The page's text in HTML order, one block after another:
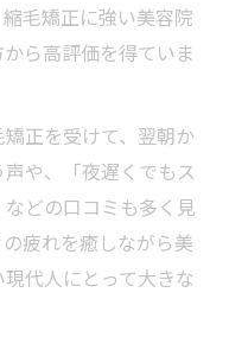
毛矯正に強い美容院
ら高評価を得ていま
正を受けて、翌朝か
や、「夜遅くでもス
どの口コミも多く見
疲れを癒しながら美
代人にとって大きな